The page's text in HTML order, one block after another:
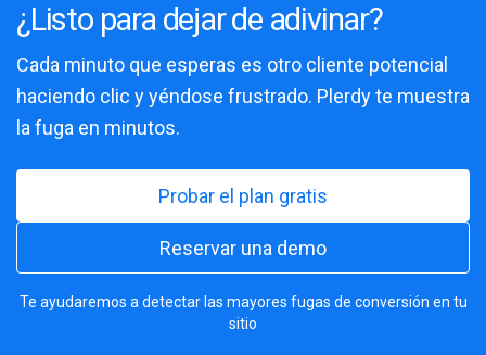
¿Listo para dejar de adivinar?
Cada minuto que esperas es otro cliente potencial
haciendo clic y yéndose frustrado. Plerdy te muestra
la fuga en minutos.
Probar el plan gratis
Reservar una demo
Te ayudaremos a detectar las mayores fugas de conversión en tu
sitio